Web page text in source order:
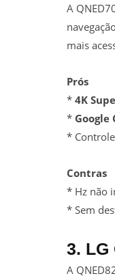
A
mais
Prós
* 4K
* Google
* Controle
Contras
* Hz não
* Sem
3. LG
A